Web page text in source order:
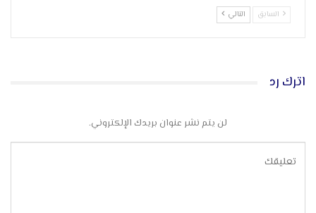
السابق التالي
اترك رد
لن يتم نشر عنوان بريدك الإلكتروني.